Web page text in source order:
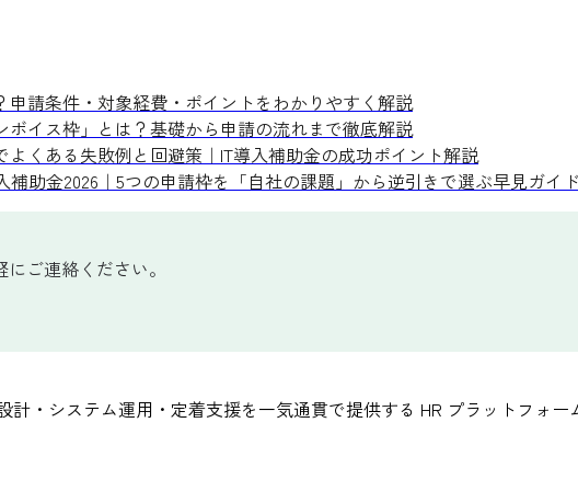
申請条件・対象経費・ポイントをわかりやすく解説
ボイス枠」とは？基礎から申請の流れまで徹底解説
よくある失敗例と回避策｜IT導入補助金の成功ポイント解説
補助金2026｜5つの申請枠を「自社の課題」から逆引きで選ぶ早見ガイド
ご連絡ください。
・システム運用・定着支援を一気通貫で提供する HR プラットフォー